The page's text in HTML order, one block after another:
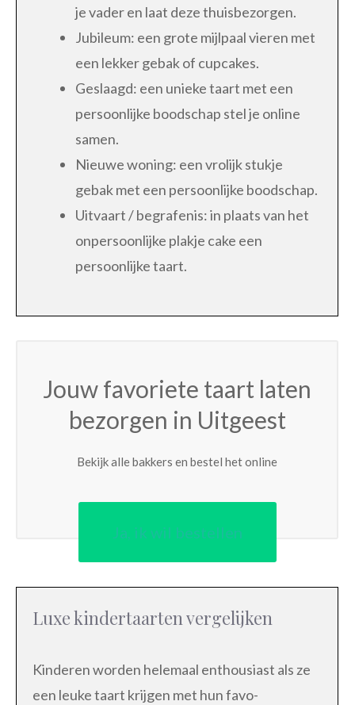
je vader en laat deze thuisbezorgen.
Jubileum: een grote mijlpaal vieren met
een lekker gebak of cupcakes.
Geslaagd: een unieke taart met een
persoonlijke boodschap stel je online
samen.
Nieuwe woning: een vrolijk stukje
gebak met een persoonlijke boodschap.
Uitvaart / begrafenis: in plaats van het
onpersoonlijke plakje cake een
persoonlijke taart.
Jouw favoriete taart laten
bezorgen in Uitgeest
Bekijk alle bakkers en bestel het online
Ja, ik wil bestellen
Luxe kindertaarten vergelijken
Kinderen worden helemaal enthousiast als ze
een leuke taart krijgen met hun favo-